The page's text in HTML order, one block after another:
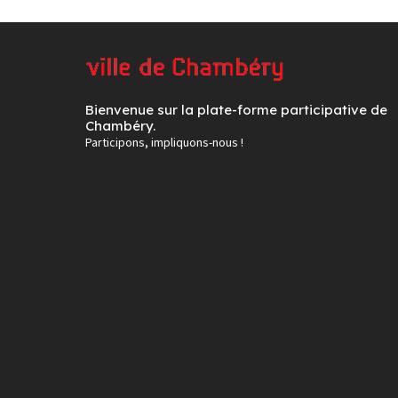
Bienvenue sur la plate-forme participative de
Chambéry.
Participons, impliquons-nous !